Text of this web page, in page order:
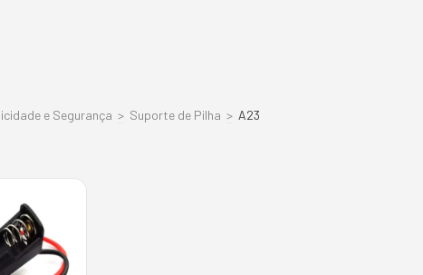
e Segurança > Suporte de Pilha > A23